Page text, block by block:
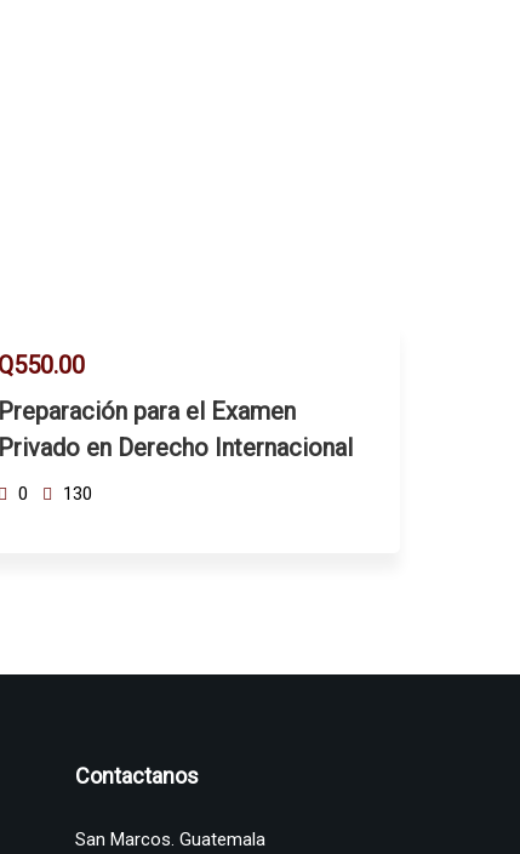
Q550.00
Preparación para el Examen
Privado en Derecho Internacional
0 130
Contactanos
San Marcos. Guatemala